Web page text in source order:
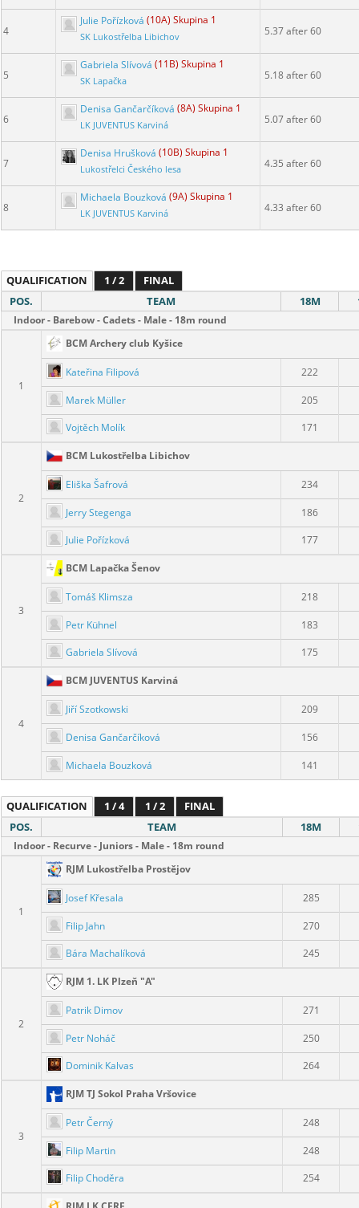
4
Julie Pořízková (10A) Skupina 1
SK Lukostřelba Libichov 5.37 after 60
5
Gabriela Slívová (11B) Skupina 1
SK Lapačka 5.18 after 60
6
Denisa Gančarčíková (8A) Skupina 1
LK JUVENTUS Karviná 5.07 after 60
7
Denisa Hrušková (10B) Skupina 1
Lukostřelci Českého lesa 4.35 after 60
8
Michaela Bouzková (9A) Skupina 1
LK JUVENTUS Karviná 4.33 after 60
QUALIFICATION 1 / 2
FINAL
POS.
TEAM 18M
Indoor - Barebow - Cadets - Male - 18m round
1
BCM Archery club Kyšice
Kateřina Filipová 222
Marek Müller
205
Vojtěch Molík
171
2
BCM Lukostřelba Libichov
Eliška Šafrová 234
Jerry Stegenga
186
Julie Pořízková
177
3
BCM Lapačka Šenov
Tomáš Klimsza 218
Petr Kühnel
183
Gabriela Slívová
175
4
BCM JUVENTUS Karviná
Jiří Szotkowski 209
Denisa Gančarčíková 156
Michaela Bouzková 141
QUALIFICATION 1 / 4 1 / 2
FINAL
POS.
TEAM 18M
Indoor - Recurve - Juniors - Male - 18m round
1
RJM Lukostřelba Prostějov
Josef Křesala 285
Filip Jahn
270
Bára Machalíková
245
2
RJM 1. LK Plzeň "A"
Patrik Dimov 271
Petr Noháč
250
Dominik Kalvas
264
3
RJM TJ Sokol Praha Vršovice
Petr Černý 248
Filip Martin
248
Filip Choděra
254